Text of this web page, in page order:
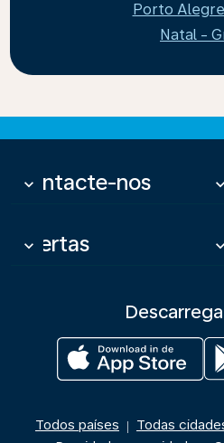
Porto
Natal -
Contacte-nos
keyboard_arrow_down keyboard_arrow_down
Ofertas
keyboard_arrow_down keyboard_arrow_down
Todos países | Todas